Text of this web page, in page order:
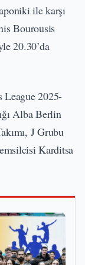
ile karşı
Bourousis
20.30’da
League 2025-
Alba Berlin
J Grubu
Karditsa